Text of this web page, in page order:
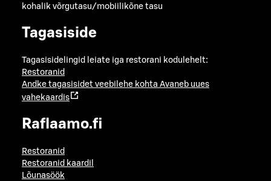
kohalik võrgutasu/mobiilikõne tasu
Tagasiside
Tagasisidelingid leiate iga restorani kodulehelt:
Restoranid
Andke tagasisidet veebilehe kohta Avaneb uues
vahekaardis
Raflaamo.fi
Restoranid
Restoranid kaardil
Lõunasöök